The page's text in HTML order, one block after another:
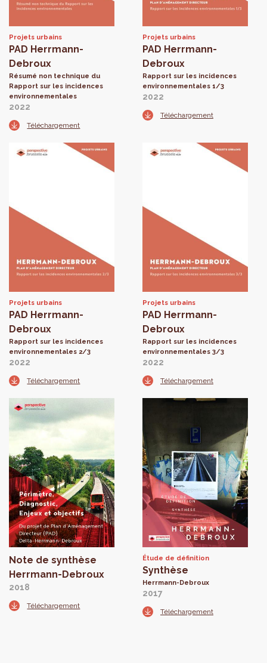
Projets urbains
PAD Herrmann-
Debroux
Résumé non technique du
Rapport sur les incidences
environnementales
2022
Téléchargement
Projets urbains
PAD Herrmann-
Debroux
Rapport sur les incidences
environnementales 1/3
2022
Téléchargement
Projets urbains
PAD Herrmann-
Debroux
Rapport sur les incidences
environnementales 2/3
2022
Téléchargement
Projets urbains
PAD Herrmann-
Debroux
Rapport sur les incidences
environnementales 3/3
2022
Téléchargement
Note de synthèse
Herrmann-Debroux
2018
Téléchargement
Étude de définition
Synthèse
Herrmann-Debroux
2017
Téléchargement